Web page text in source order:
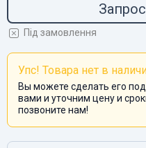
Під замовлення
Упс! Товара нет в
Вы можете сделать его
вами и уточним цену и
позвоните нам!